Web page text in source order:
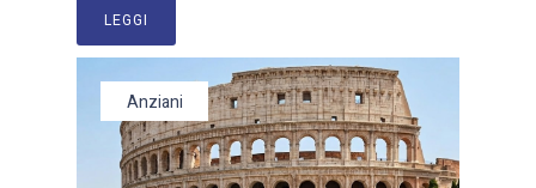
LEGGI
Anziani